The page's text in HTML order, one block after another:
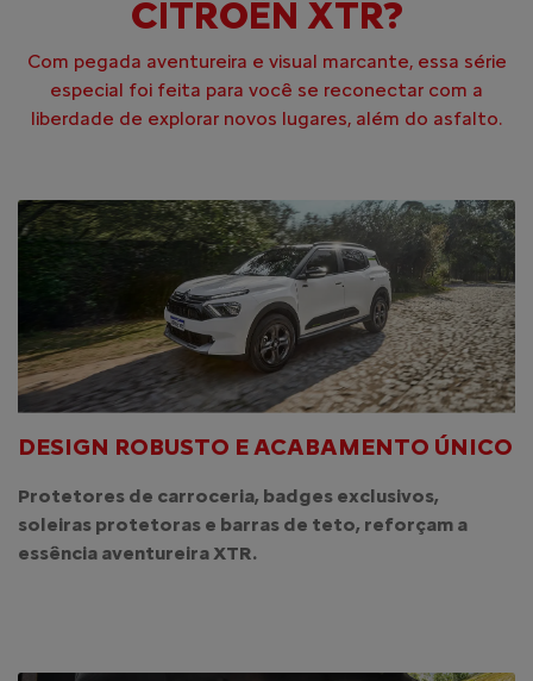
CITROËN XTR?
Com pegada aventureira e visual marcante, essa série
especial foi feita para você se reconectar com a
liberdade de explorar novos lugares, além do asfalto.
DESIGN ROBUSTO E ACABAMENTO ÚNICO
Protetores de carroceria, badges exclusivos,
soleiras protetoras e barras de teto, reforçam a
essência aventureira XTR.